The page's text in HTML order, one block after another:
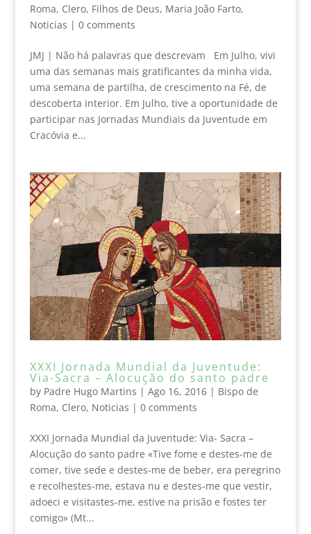
Roma, Clero, Filhos de Deus, Maria João Farto,
Noticias | 0 comments
JMJ | Não há palavras que descrevam Em Julho, vivi
uma das semanas mais gratificantes da minha vida,
uma semana de partilha, de crescimento na Fé, de
descoberta interior. Em Julho, tive a oportunidade de
participar nas Jornadas Mundiais da Juventude em
Cracóvia e...
XXXI Jornada Mundial da Juventude:
Via-Sacra – Alocução do santo padre
by Padre Hugo Martins | Ago 16, 2016| Bispo de
Roma, Clero, Noticias | 0 comments
XXXI Jornada Mundial da Juventude: Via- Sacra –
Alocução do santo padre «Tive fome e destes-me de
comer, tive sede e destes-me de beber, era peregrino
e recolhestes-me, estava nu e destes-me que vestir,
adoeci e visitastes-me, estive na prisão e fostes ter
comigo» (Mt...